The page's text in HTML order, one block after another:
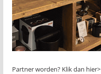
Partner worden? Klik dan hier>